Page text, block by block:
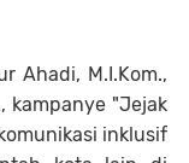
Ahadi, M.I.Kom.,
kampanye "Jejak
inklusif